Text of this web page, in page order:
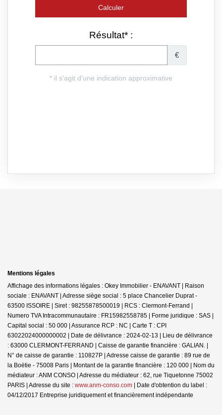
Mentions légales
Affichage des informations légales : Okey Immobilier - ENAVANT | Raison
sociale : ENAVANT | Adresse siège social : 5 place Chancelier Duprat -
63500 ISSOIRE | Siret : 98255878500019 | RCS : Clermont-Ferrand |
Numero TVA Intracommunautaire : FR15982558785 | Forme juridique : SAS |
Capital social : 50 000 | Assurance RCP : NC | Carte T : CPI
63022024000000002 | Date de délivrance : 2024-02-13 | Lieu de délivrance
: 63000 CLERMONT-FERRAND | Caisse de garantie financière : GALIAN. |
N° de caisse de garantie : 110827P | Adresse caisse de garantie : 89 rue de
la Boëtie - 75008 Paris | Montant de la garantie financière : 120 000 | Nom du
médiateur : ANM CONSO | Adresse du médiateur : 62, rue Tiquetonne 75002
PARIS | Adresse du site : www.anm-conso.com | Date d'obtention du label :
04/12/2017 Entreprise juridiquement et financièrement indépendante